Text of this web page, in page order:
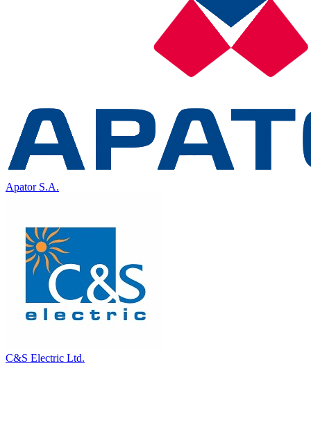
Apator S.A.
C&S Electric Ltd.